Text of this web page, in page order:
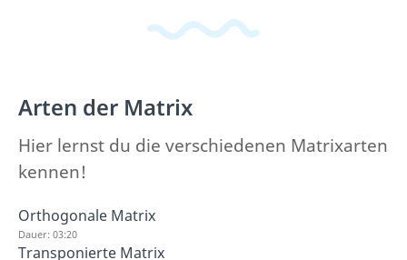
Arten der Matrix
Hier lernst du die verschiedenen Matrixarten
kennen!
Orthogonale Matrix
Dauer: 03:20
Transponierte Matrix